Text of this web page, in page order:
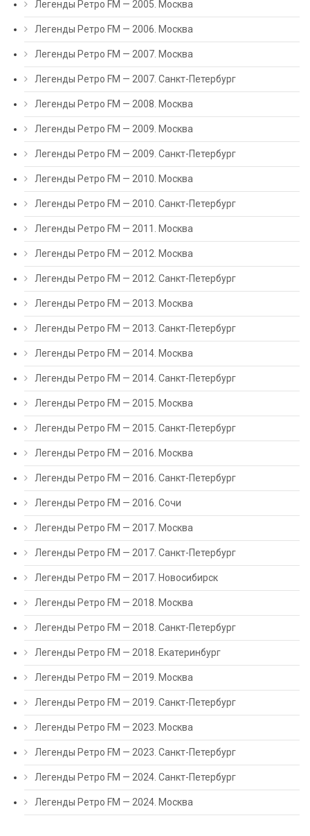
Легенды Ретро FM — 2005. Москва
Легенды Ретро FM — 2006. Москва
Легенды Ретро FM — 2007. Москва
Легенды Ретро FM — 2007. Санкт-Петербург
Легенды Ретро FM — 2008. Москва
Легенды Ретро FM — 2009. Москва
Легенды Ретро FM — 2009. Санкт-Петербург
Легенды Ретро FM — 2010. Москва
Легенды Ретро FM — 2010. Санкт-Петербург
Легенды Ретро FM — 2011. Москва
Легенды Ретро FM — 2012. Москва
Легенды Ретро FM — 2012. Санкт-Петербург
Легенды Ретро FM — 2013. Москва
Легенды Ретро FM — 2013. Санкт-Петербург
Легенды Ретро FM — 2014. Москва
Легенды Ретро FM — 2014. Санкт-Петербург
Легенды Ретро FM — 2015. Москва
Легенды Ретро FM — 2015. Санкт-Петербург
Легенды Ретро FM — 2016. Москва
Легенды Ретро FM — 2016. Санкт-Петербург
Легенды Ретро FM — 2016. Сочи
Легенды Ретро FM — 2017. Москва
Легенды Ретро FM — 2017. Санкт-Петербург
Легенды Ретро FM — 2017. Новосибирск
Легенды Ретро FM — 2018. Москва
Легенды Ретро FM — 2018. Санкт-Петербург
Легенды Ретро FM — 2018. Екатеринбург
Легенды Ретро FM — 2019. Москва
Легенды Ретро FM — 2019. Санкт-Петербург
Легенды Ретро FM — 2023. Москва
Легенды Ретро FM — 2023. Санкт-Петербург
Легенды Ретро FM — 2024. Санкт-Петербург
Легенды Ретро FM — 2024. Москва